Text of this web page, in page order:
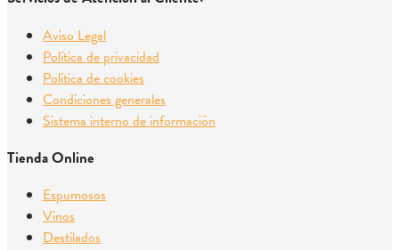
Aviso Legal
Política de privacidad
Política de cookies
Condiciones generales
Sistema interno de información
Tienda Online
Espumosos
Vinos
Destilados